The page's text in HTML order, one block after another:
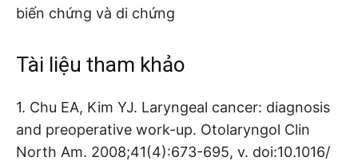
biến chứng và di chứng
Tài liệu tham khảo
1. Chu EA, Kim YJ. Laryngeal cancer: diagnosis
and preoperative work-up. Otolaryngol Clin
North Am. 2008;41(4):673-695, v. doi:10.1016/